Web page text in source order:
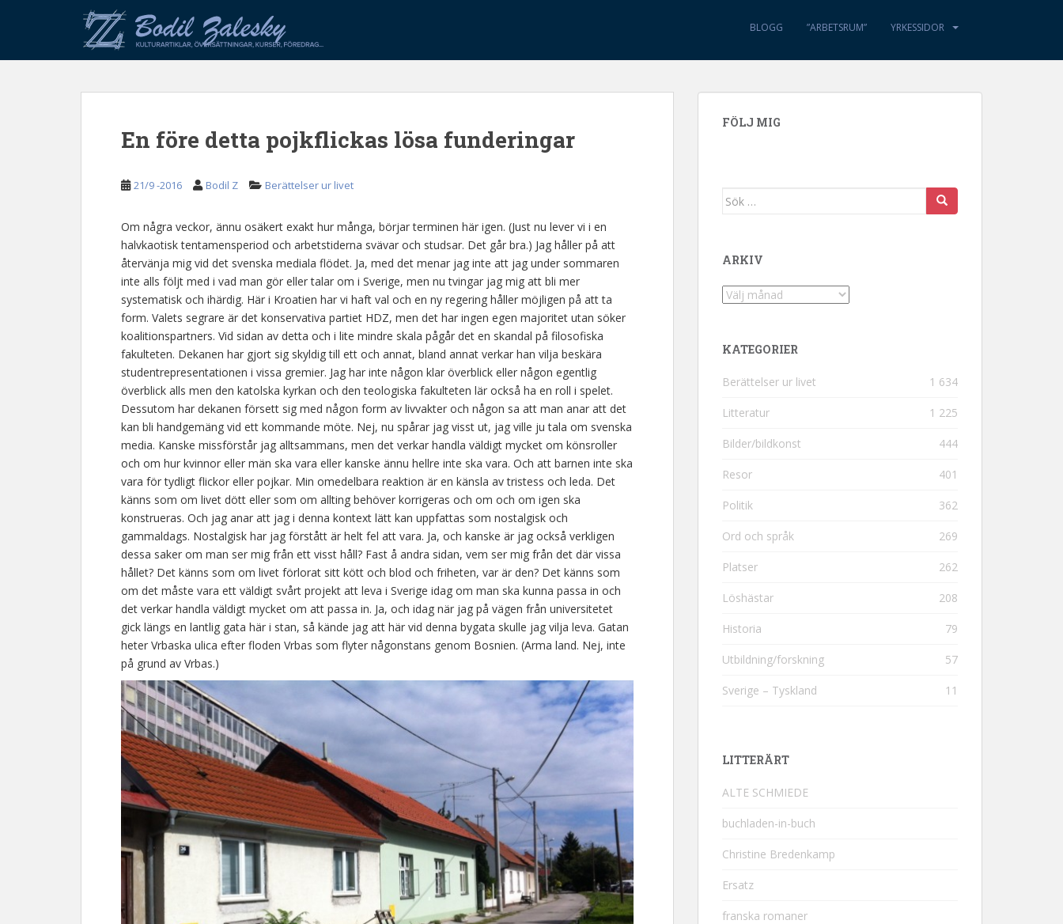
p
BLOGG ”ARBETSRUM” YRKESSIDOR
En före detta pojkflickas lösa funderingar
21/9 -2016 Bodil Z Berättelser ur livet
Om några veckor, ännu osäkert exakt hur många, börjar terminen här igen. (Just nu lever vi i en
halvkaotisk tentamensperiod och arbetstiderna svävar och studsar. Det går bra.) Jag håller på att
återvänja mig vid det svenska mediala flödet. Ja, med det menar jag inte att jag under sommaren
inte alls följt med i vad man gör eller talar om i Sverige, men nu tvingar jag mig att bli mer
systematisk och ihärdig. Här i Kroatien har vi haft val och en ny regering håller möjligen på att ta
form. Valets segrare är det konservativa partiet HDZ, men det har ingen egen majoritet utan söker
koalitionspartners. Vid sidan av detta och i lite mindre skala pågår det en skandal på filosofiska
fakulteten. Dekanen har gjort sig skyldig till ett och annat, bland annat verkar han vilja beskära
studentrepresentationen i vissa gremier. Jag har inte någon klar överblick eller någon egentlig
överblick alls men den katolska kyrkan och den teologiska fakulteten lär också ha en roll i spelet.
Dessutom har dekanen försett sig med någon form av livvakter och någon sa att man anar att det
kan bli handgemäng vid ett kommande möte. Nej, nu spårar jag visst ut, jag ville ju tala om svenska
media. Kanske missförstår jag alltsammans, men det verkar handla väldigt mycket om könsroller
och om hur kvinnor eller män ska vara eller kanske ännu hellre inte ska vara. Och att barnen inte ska
vara för tydligt flickor eller pojkar. Min omedelbara reaktion är en känsla av tristess och leda. Det
känns som om livet dött eller som om allting behöver korrigeras och om och om igen ska
konstrueras. Och jag anar att jag i denna kontext lätt kan uppfattas som nostalgisk och
gammaldags. Nostalgisk har jag förstått är helt fel att vara. Ja, och kanske är jag också verkligen
dessa saker om man ser mig från ett visst håll? Fast å andra sidan, vem ser mig från det där vissa
hållet? Det känns som om livet förlorat sitt kött och blod och friheten, var är den? Det känns som
om det måste vara ett väldigt svårt projekt att leva i Sverige idag om man ska kunna passa in och
det verkar handla väldigt mycket om att passa in. Ja, och idag när jag på vägen från universitetet
gick längs en lantlig gata här i stan, så kände jag att här vid denna bygata skulle jag vilja leva. Gatan
heter Vrbaska ulica efter floden Vrbas som flyter någonstans genom Bosnien. (Arma land. Nej, inte
på grund av Vrbas.)
FÖLJ MIG
Sök efter:
ARKIV
Arkiv
KATEGORIER
Berättelser ur livet 1 634
Litteratur 1 225
Bilder/bildkonst 444
Resor 401
Politik 362
Ord och språk 269
Platser 262
Löshästar 208
Historia 79
Utbildning/forskning 57
Sverige – Tyskland 11
LITTERÄRT
ALTE SCHMIEDE
buchladen-in-buch
Christine Bredenkamp
Ersatz
franska romaner